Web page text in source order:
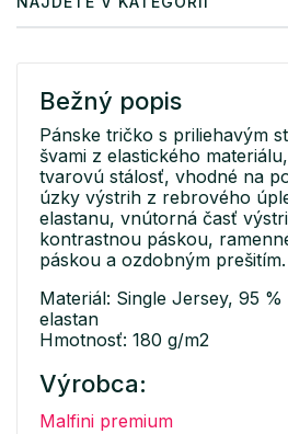
Bežný popis
Pánske tričko s priliehavým
švami z elastického
tvarovú stálosť, vhodné na
úzky výstrih z rebrového
elastanu, vnútorná časť
kontrastnou páskou,
páskou a ozdobným prešitím.
Materiál: Single Jersey, 95
elastan
Hmotnosť: 180 g/m2
Výrobca:
Malfini premium